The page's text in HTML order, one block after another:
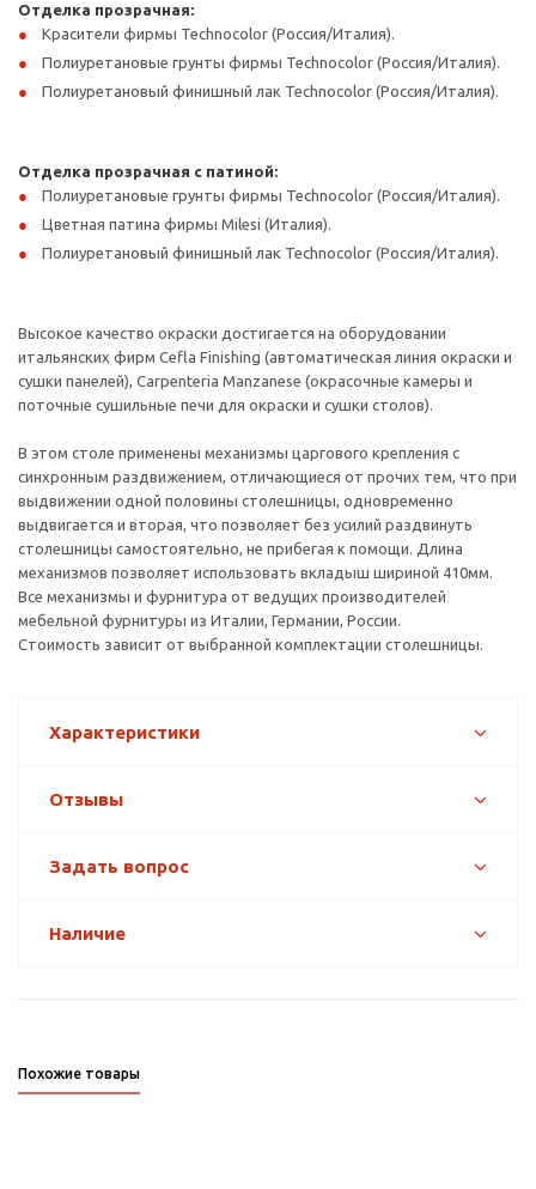
Отделка прозрачная:
Красители фирмы Technocolor (Россия/Италия).
Полиуретановые грунты фирмы Technocolor (Россия/Италия).
Полиуретановый финишный лак Technocolor (Россия/Италия).
Отделка прозрачная с патиной:
Полиуретановые грунты фирмы Technocolor (Россия/Италия).
Цветная патина фирмы Milesi (Италия).
Полиуретановый финишный лак Technocolor (Россия/Италия).
Высокое качество окраски достигается на оборудовании
итальянских фирм Cefla Finishing (автоматическая линия окраски и
сушки панелей), Carpenteria Manzanese (окрасочные камеры и
поточные сушильные печи для окраски и сушки столов).
В этом столе применены механизмы царгового крепления с
синхронным раздвижением, отличающиеся от прочих тем, что при
выдвижении одной половины столешницы, одновременно
выдвигается и вторая, что позволяет без усилий раздвинуть
столешницы самостоятельно, не прибегая к помощи. Длина
механизмов позволяет использовать вкладыш шириной 410мм.
Все механизмы и фурнитура от ведущих производителей
мебельной фурнитуры из Италии, Германии, России.
Стоимость зависит от выбранной комплектации столешницы.
Характеристики
Отзывы
Задать вопрос
Наличие
Похожие товары